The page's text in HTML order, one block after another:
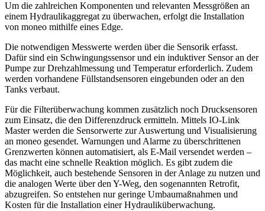
Um die zahlreichen Komponenten und relevanten Messgrößen an
einem Hydraulikaggregat zu überwachen, erfolgt die Installation
von moneo mithilfe eines Edge.
Die notwendigen Messwerte werden über die Sensorik erfasst.
Dafür sind ein Schwingungssensor und ein induktiver Sensor an der
Pumpe zur Drehzahlmessung und Temperatur erforderlich. Zudem
werden vorhandene Füllstandsensoren eingebunden oder an den
Tanks verbaut.
Für die Filterüberwachung kommen zusätzlich noch Drucksensoren
zum Einsatz, die den Differenzdruck ermitteln. Mittels IO-Link
Master werden die Sensorwerte zur Auswertung und Visualisierung
an moneo gesendet. Warnungen und Alarme zu überschrittenen
Grenzwerten können automatisiert, als E-Mail versendet werden –
das macht eine schnelle Reaktion möglich. Es gibt zudem die
Möglichkeit, auch bestehende Sensoren in der Anlage zu nutzen und
die analogen Werte über den Y-Weg, den sogenannten Retrofit,
abzugreifen. So entstehen nur geringe Umbaumaßnahmen und
Kosten für die Installation einer Hydrauliküberwachung.